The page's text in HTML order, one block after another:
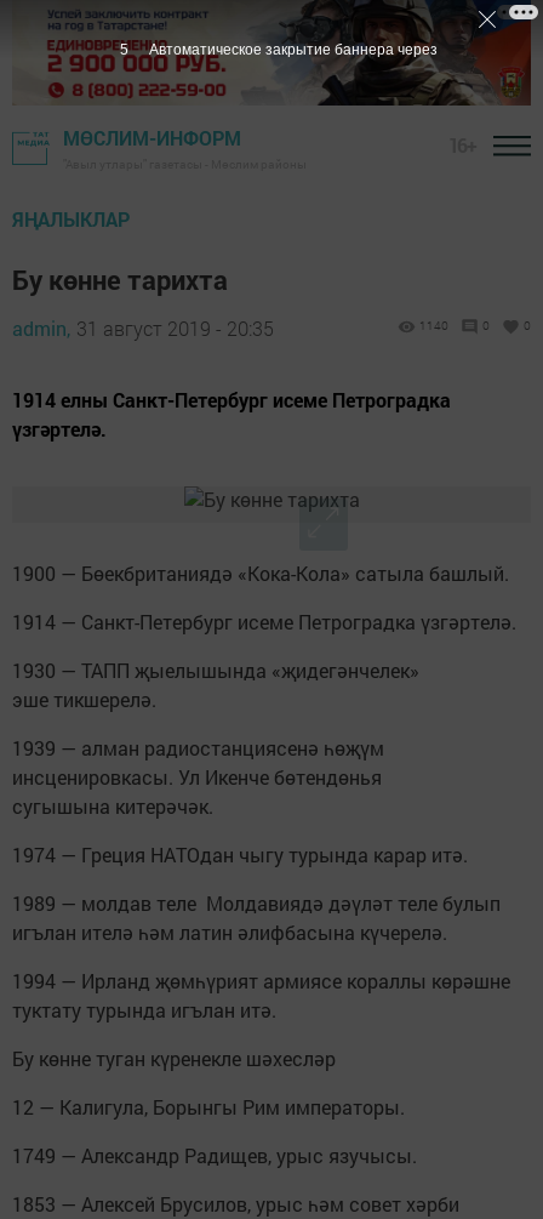
МӨСЛИМ-ИНФОРМ
ЯҢАЛЫКЛАР
Бу көнне тарихта
admin, 31 август 2019 - 20:35 1140 0 0
1914 елны Санкт-Петербург исеме Петроградка
үзгәртелә.
1900 — Бөекбританиядә «Кока-Кола» сатыла башлый.
1914 — Санкт-Петербург исеме Петроградка үзгәртелә.
1930 — ТАПП җыелышында «җидегәнчелек»
эше тикшерелә.
1939 — алман радиостанциясенә һөҗүм
инсценировкасы. Ул Икенче бөтендөнья
сугышына китерәчәк.
1974 — Греция НАТОдан чыгу турында карар итә.
1989 — молдав теле Молдавиядә дәүләт теле булып
игълан ителә һәм латин әлифбасына күчерелә.
1994 — Ирланд җөмһүрият армиясе кораллы көрәшне
туктату турында игълан итә.
Бу көнне туган күренекле шәхесләр
12 — Калигула, Борынгы Рим императоры.
1749 — Александр Радищев, урыс язучысы.
1853 — Алексей Брусилов, урыс һәм совет хәрби
5 Автоматическое закрытие баннера через